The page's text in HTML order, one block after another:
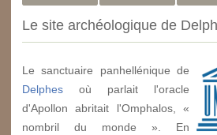
Le site archéologique de
Le sanctuaire panhellénique de
Delphes où parlait l'oracle
d'Apollon abritait l'Omphalos, «
nombril du monde ». En